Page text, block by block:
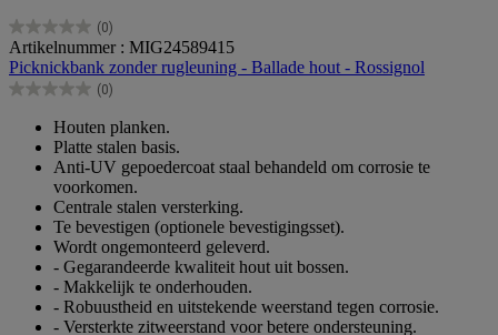
(0)
0.0
van
de
5
Artikelnummer : MIG24589415
Picknickbank zonder rugleuning - Ballade hout - Rossignol
(0)
0.0
sterren.
Houten planken.
Platte stalen basis.
Anti-UV gepoedercoat staal behandeld om corrosie te
voorkomen.
Centrale stalen versterking.
Te bevestigen (optionele bevestigingsset).
Wordt ongemonteerd geleverd.
- Gegarandeerde kwaliteit hout uit bossen.
- Makkelijk te onderhouden.
- Robuustheid en uitstekende weerstand tegen corrosie.
- Versterkte zitweerstand voor betere ondersteuning.